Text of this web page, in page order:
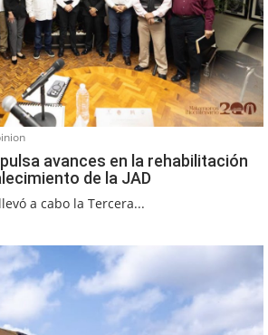
avances en la rehabilitación
de la JAD
a cabo la Tercera...